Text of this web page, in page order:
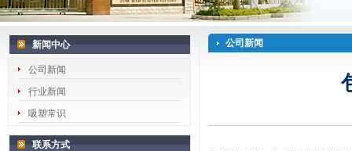
新闻中心
公司新闻
行业新闻
吸塑常识
联系方式
公司新闻